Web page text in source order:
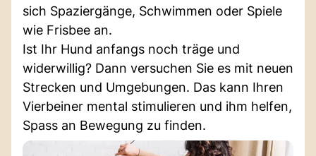
sich Spaziergänge, Schwimmen oder Spiele
wie Frisbee an.
Ist Ihr Hund anfangs noch träge und
widerwillig? Dann versuchen Sie es mit neuen
Strecken und Umgebungen. Das kann Ihren
Vierbeiner mental stimulieren und ihm helfen,
Spass an Bewegung zu finden.